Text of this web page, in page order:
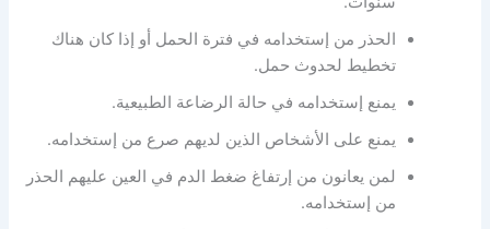
الحذر من إستخدامه في فترة الحمل أو إذا كان هناك
تخطيط لحدوث حمل.
يمنع إستخدامه في حالة الرضاعة الطبيعية.
يمنع على الأشخاص الذين لديهم صرع من إستخدامه.
لمن يعانون من إرتفاغ ضغط الدم في العين عليهم الحذر
من إستخدامه.